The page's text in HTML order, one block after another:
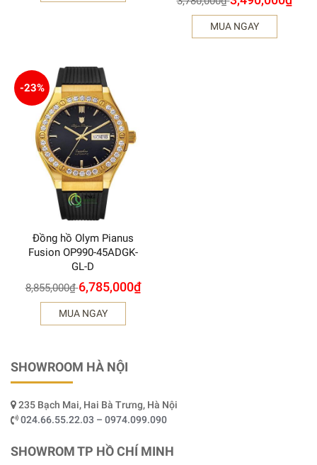
MUA NGAY
-23%
Đồng hồ Olym Pianus
Fusion OP990-45ADGK-
GL-D
8,855,000₫ 6,785,000₫
MUA NGAY
SHOWROOM HÀ NỘI
235 Bạch Mai, Hai Bà Trưng, Hà Nội
024.66.55.22.03 – 0974.099.090
SHOWROM TP HỒ CHÍ MINH